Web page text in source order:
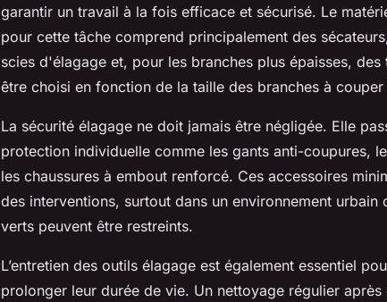
garantir un travail à la fois efficace et sécurisé. Le
pour cette tâche comprend principalement des
scies d'élagage et, pour les branches plus épaisses,
être choisi en fonction de la taille des branches à
La sécurité élagage ne doit jamais être négligée. Elle
protection individuelle comme les gants anti-coupures,
les chaussures à embout renforcé. Ces accessoires
des interventions, surtout dans un environnement urbain
verts peuvent être restreints.
L’entretien des outils élagage est également essentiel
prolonger leur durée de vie. Un nettoyage régulier